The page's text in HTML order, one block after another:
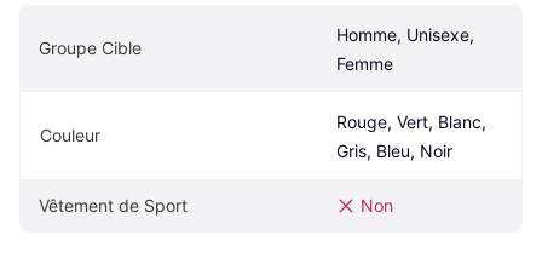
Groupe Cible
Homme, Unisexe,
Femme
Couleur
Rouge, Vert, Blanc,
Gris, Bleu, Noir
Vêtement de Sport Non